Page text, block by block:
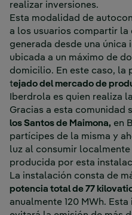
realizar inversiones.
Esta modalidad de
a los usuarios compartir la
generada desde una
ubicada a un máximo de
domicilio. En este caso, la
tejado del mercado de
Iberdrola es quien realiza
Gracias a esta comunidad
los Santos de Maimona, en
partícipes de la misma y
luz al consumir
producida por esta
La instalación consta de
potencia total de 77
anualmente 120 MWh.